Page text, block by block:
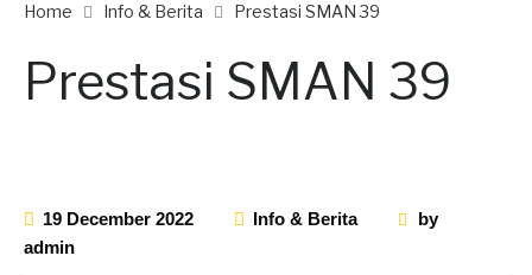
Home Info & Berita Prestasi SMAN 39
Prestasi SMAN 39
19 December 2022 Info & Berita
by
admin